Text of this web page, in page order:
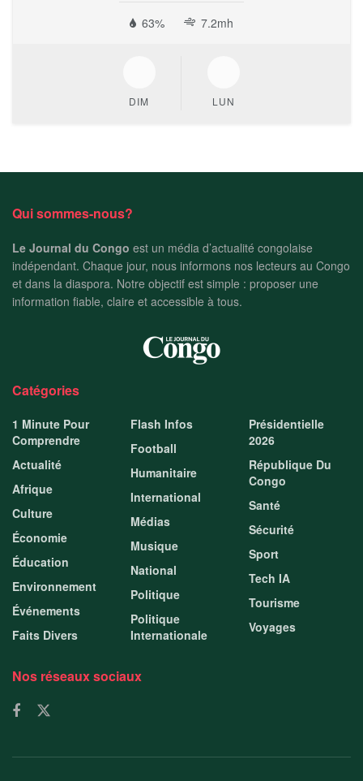
63% 7.2mh
DIM LUN
Qui sommes-nous?
Le Journal du Congo est un média d’actualité congolaise
indépendant. Chaque jour, nous informons nos lecteurs au Congo
et dans la diaspora. Notre objectif est simple : proposer une
information fiable, claire et accessible à tous.
Catégories
1 Minute Pour
Comprendre
Actualité
Afrique
Culture
Économie
Éducation
Environnement
Événements
Faits Divers
Flash Infos
Football
Humanitaire
International
Médias
Musique
National
Politique
Politique
Internationale
Présidentielle
2026
République Du
Congo
Santé
Sécurité
Sport
Tech IA
Tourisme
Voyages
Nos réseaux sociaux